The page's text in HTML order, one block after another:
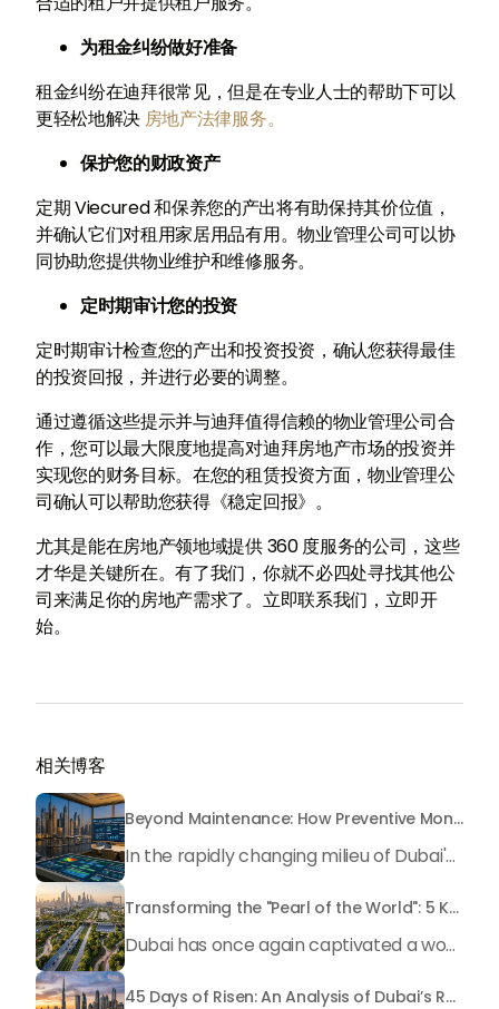
为租金纠纷做好准备
租金纠纷在迪拜很常见，但是在专业人士的帮助下可以
更轻松地解决 房地产法律服务。
保护您的财政资产
定期 Viecured 和保养您的产出将有助保持其价位值，
并确认它们对租用家居用品有用。物业管理公司可以协
同协助您提供物业维护和维修服务。
定时期审计您的投资
定时期审计检查您的产出和投资投资，确认您获得最佳
的投资回报，并进行必要的调整。
通过遵循这些提示并与迪拜值得信赖的物业管理公司合
作，您可以最大限度地提高对迪拜房地产市场的投资并
实现您的财务目标。在您的租赁投资方面，物业管理公
司确认可以帮助您获得《稳定回报》。
尤其是能在房地产领地域提供 360 度服务的公司，这些
才华是关键所在。有了我们，你就不必四处寻找其他公
司来满足你的房地产需求了。立即联系我们，立即开
始。
相关博客
Beyond Maintenance: How Preventive Money Governance is Transforming Dubai Real Estate
In the rapidly changing milieu of Dubai's real estate sector, the year 2026 has triggered a substantial change in baggage handling practices. We have progressed beyond time when asset handling is simply a matter of "repairing leaks" or "accumulating bills". Currently, prudent businesses, builders and residents expect a more enhanced priority: preventive money governance.
Transforming the "Pearl of the World": 5 Key Projects Shaping Dubai's Future in 2026
Dubai has once again captivated a worldwide target audience with several groundbreaking mega-works that redefine the boundaries of engineering, sustainability and urban living. As we progress to May 2026, these ventures are evolving from bold ideas into concrete realities, cementing Dubai’s role as a worldwide leader in innovation and smart metropolitan development. From the depths of the ocean to the heights of the skyline, here's a complete examination of 5 massive projects that could currently make the emirate work again.
45 Days of Risen: An Analysis of Dubai’s Remarkable Growth in Ultra-Luxury Real Estate